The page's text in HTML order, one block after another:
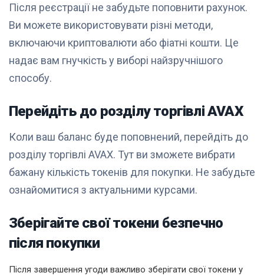
Після реєстрації не забудьте поповнити рахунок.
Ви можете використовувати різні методи,
включаючи криптовалюти або фіатні кошти. Це
надає вам гнучкість у виборі найзручнішого
способу.
Перейдіть до розділу торгівлі AVAX
Коли ваш баланс буде поповнений, перейдіть до
розділу торгівлі AVAX. Тут ви зможете вибрати
бажану кількість токенів для покупки. Не забудьте
ознайомитися з актуальними курсами.
Зберігайте свої токени безпечно
після покупки
Після завершення угоди важливо зберігати свої токени у